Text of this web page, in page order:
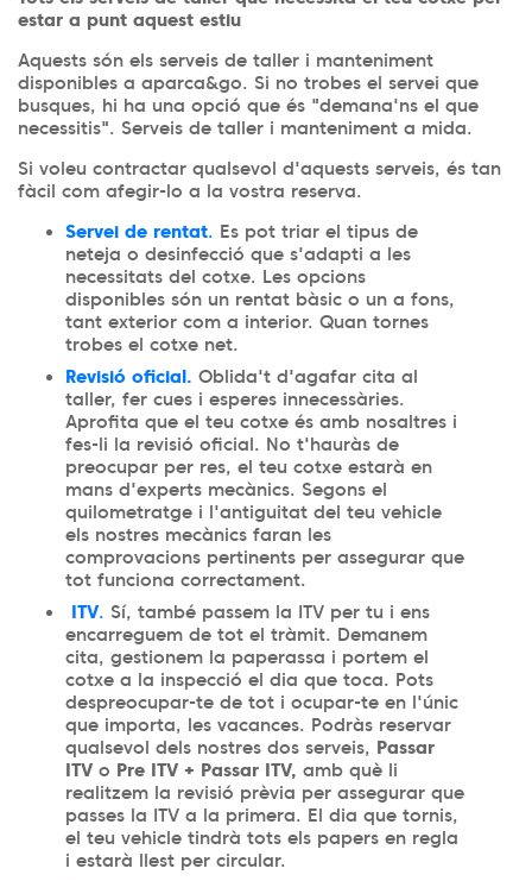
estar a punt aquest estiu
Aquests són els serveis de taller i manteniment
disponibles a aparca&go. Si no trobes el servei que
busques, hi ha una opció que és "demana'ns el que
necessitis". Serveis de taller i manteniment a mida.
Si voleu contractar qualsevol d'aquests serveis, és tan
fàcil com afegir-lo a la vostra reserva.
Servei de rentat. Es pot triar el tipus de
neteja o desinfecció que s'adapti a les
necessitats del cotxe. Les opcions
disponibles són un rentat bàsic o un a fons,
tant exterior com a interior. Quan tornes
trobes el cotxe net.
Revisió oficial. Oblida't d'agafar cita al
taller, fer cues i esperes innecessàries.
Aprofita que el teu cotxe és amb nosaltres i
fes-li la revisió oficial. No t'hauràs de
preocupar per res, el teu cotxe estarà en
mans d'experts mecànics. Segons el
quilometratge i l'antiguitat del teu vehicle
els nostres mecànics faran les
comprovacions pertinents per assegurar que
tot funciona correctament.
ITV. Sí, també passem la ITV per tu i ens
encarreguem de tot el tràmit. Demanem
cita, gestionem la paperassa i portem el
cotxe a la inspecció el dia que toca. Pots
despreocupar-te de tot i ocupar-te en l'únic
que importa, les vacances. Podràs reservar
qualsevol dels nostres dos serveis, Passar
ITV o Pre ITV + Passar ITV, amb què li
realitzem la revisió prèvia per assegurar que
passes la ITV a la primera. El dia que tornis,
el teu vehicle tindrà tots els papers en regla
i estarà llest per circular.